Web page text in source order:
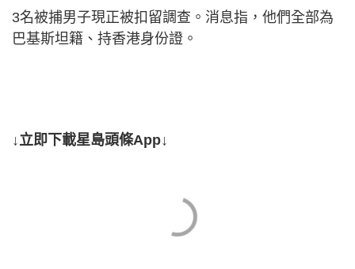
3名被捕男子現正被扣留調查。消息指，他們全部為
巴基斯坦籍、持香港身份證。
↓立即下載星島頭條App↓